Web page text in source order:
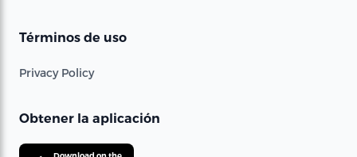
Términos de uso
Privacy Policy
Obtener la aplicación